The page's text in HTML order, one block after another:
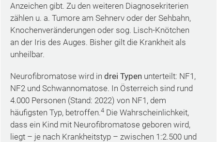
Anzeichen gibt. Zu den weiteren Diagnosekriterien
zählen u. a. Tumore am Sehnerv oder der Sehbahn,
Knochenveränderungen oder sog. Lisch-Knötchen
an der Iris des Auges. Bisher gilt die Krankheit als
unheilbar.
Neurofibromatose wird in drei Typenunterteilt: NF1,
NF2 und Schwannomatose. In Österreich sind rund
4.000 Personen (Stand: 2022) von NF1, dem
häufigsten Typ, betroffen.4Die Wahrscheinlichkeit,
dass ein Kind mit Neurofibromatose geboren wird,
liegt – je nach Krankheitstyp – zwischen 1:2.500 und